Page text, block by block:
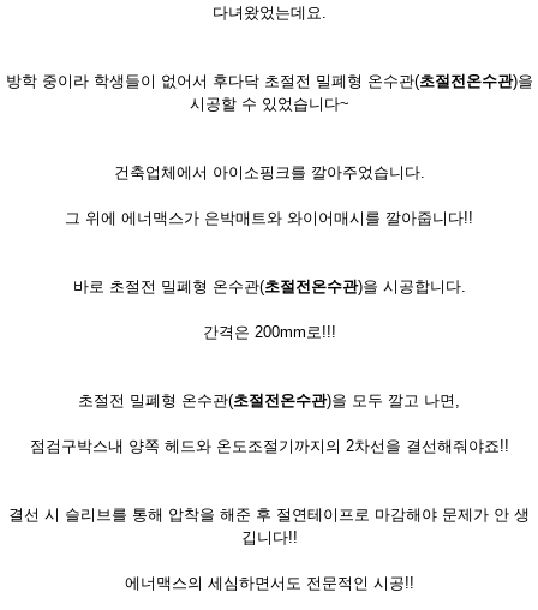
다녀왔었는데요.
방학 중이라 학생들이 없어서 후다닥 초절전 밀폐형 온수관(초절전온수관)을
시공할 수 있었습니다~
건축업체에서 아이소핑크를 깔아주었습니다.
그 위에 에너맥스가 은박매트와 와이어매시를 깔아줍니다!!
바로 초절전 밀폐형 온수관(초절전온수관)을 시공합니다.
간격은 200mm로!!!
초절전 밀폐형 온수관(초절전온수관)을 모두 깔고 나면,
점검구박스내 양쪽 헤드와 온도조절기까지의 2차선을 결선해줘야죠!!
결선 시 슬리브를 통해 압착을 해준 후 절연테이프로 마감해야 문제가 안 생
깁니다!!
에너맥스의 세심하면서도 전문적인 시공!!